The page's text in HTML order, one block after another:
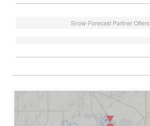
Snow-Forecast Partner Offers